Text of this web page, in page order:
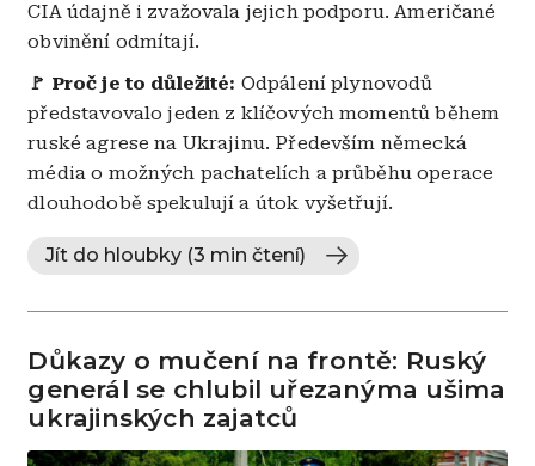
CIA údajně i zvažovala jejich podporu. Američané
obvinění odmítají.
🚩 Proč je to důležité: Odpálení plynovodů
představovalo jeden z klíčových momentů během
ruské agrese na Ukrajinu. Především německá
média o možných pachatelích a průběhu operace
dlouhodobě spekulují a útok vyšetřují.
Jít do hloubky (3 min čtení)
Důkazy o mučení na frontě: Ruský
generál se chlubil uřezanýma ušima
ukrajinských zajatců